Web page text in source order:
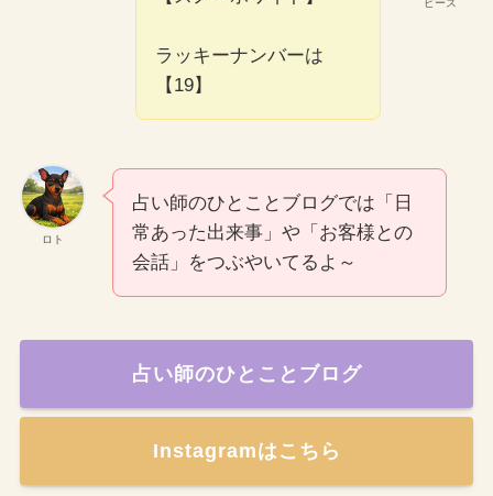
ピース
ラッキーナンバーは
【19】
ロト
占い師のひとことブログでは「日
常あった出来事」や「お客様との
会話」をつぶやいてるよ～
占い師のひとことブログ
Instagramはこちら